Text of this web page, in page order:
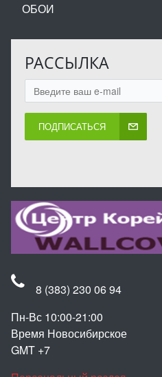
ОБОИ
РАССЫЛКА
ПОДПИСАТЬСЯ
8 (383) 230 06 94
Пн-Вс 10:00-21:00
Время Новосибирское
GMT +7